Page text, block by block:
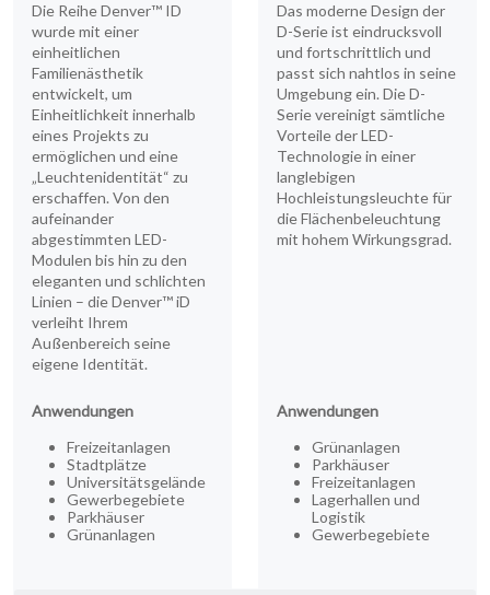
Die Reihe Denver™ ID
wurde mit einer
einheitlichen
Familienästhetik
entwickelt, um
Einheitlichkeit innerhalb
eines Projekts zu
ermöglichen und eine
„Leuchtenidentität“ zu
erschaffen. Von den
aufeinander
abgestimmten LED-
Modulen bis hin zu den
eleganten und schlichten
Linien – die Denver™ iD
verleiht Ihrem
Außenbereich seine
eigene Identität.
Anwendungen
Freizeitanlagen
Stadtplätze
Universitätsgelände
Gewerbegebiete
Parkhäuser
Grünanlagen
Das moderne Design der
D-Serie ist eindrucksvoll
und fortschrittlich und
passt sich nahtlos in seine
Umgebung ein. Die D-
Serie vereinigt sämtliche
Vorteile der LED-
Technologie in einer
langlebigen
Hochleistungsleuchte für
die Flächenbeleuchtung
mit hohem Wirkungsgrad.
Anwendungen
Grünanlagen
Parkhäuser
Freizeitanlagen
Lagerhallen und
Logistik
Gewerbegebiete